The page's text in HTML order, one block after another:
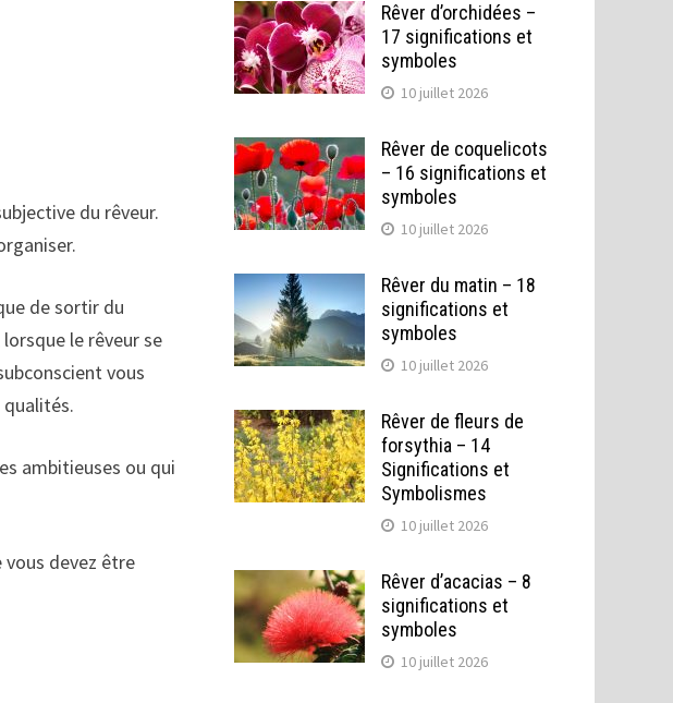
du rêveur.
de sortir du
le rêveur se
vous
ambitieuses ou qui
vous devez être
Rêver d’orchidées –
17 significations et
symboles
10 juillet 2026
Rêver de coquelicots
– 16 significations et
symboles
10 juillet 2026
Rêver du matin – 18
significations et
symboles
10 juillet 2026
Rêver de fleurs de
forsythia – 14
Significations et
Symbolismes
10 juillet 2026
Rêver d’acacias – 8
significations et
symboles
10 juillet 2026